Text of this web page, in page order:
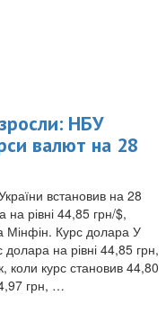
НБУ
валют на 28
встановив на 28
рівні 44,85 грн/$,
Мінфін. Курс долара У
на рівні 44,85 грн,
коли курс становив 44,80
грн, …